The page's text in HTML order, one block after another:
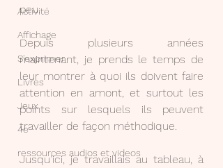
Activité
Affichage
S'exprimer
Livres
Jeux
4e
ressources audios et videos
peu.
Depuis plusieurs années
maintenant, je prends le temps de
leur montrer à quoi ils doivent faire
attention en amont, et surtout les
points sur lesquels ils peuvent
travailler de façon méthodique.
Jusqu'ici, je travaillais au tableau, à